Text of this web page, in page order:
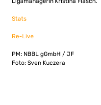
Stats
Re-Live
PM: NBBL gGmbH / JF
Foto: Sven Kuczera